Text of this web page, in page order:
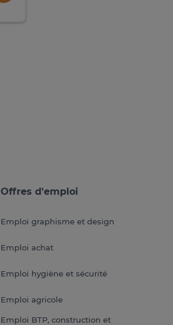
Offres d'emploi
Emploi graphisme et design
Emploi achat
Emploi hygiène et sécurité
Emploi agricole
Emploi BTP, construction et